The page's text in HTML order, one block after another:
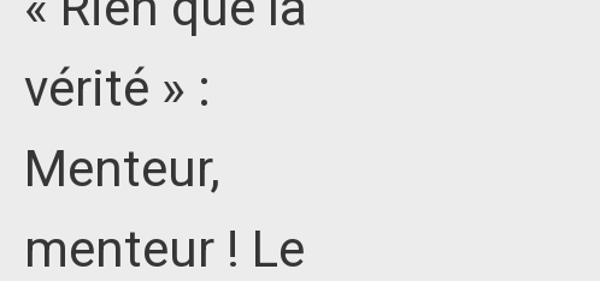
vérité » :
Menteur,
menteur ! Le